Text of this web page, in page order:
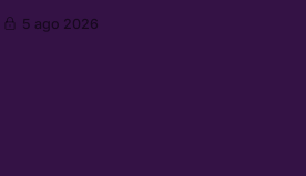
gli Stati Uniti come disarmati. Tra le
5 ago 2026